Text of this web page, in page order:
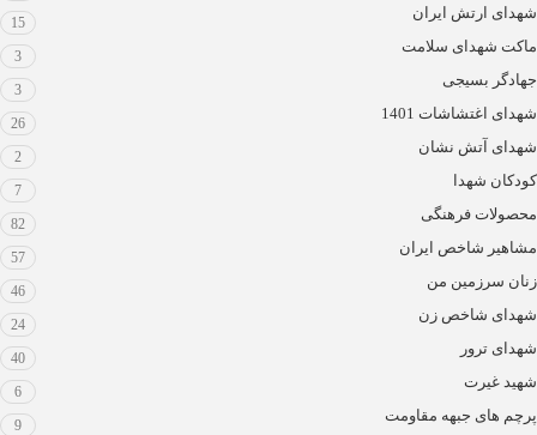
شهدای ارتش ایران
15
ماکت شهدای سلامت
3
جهادگر بسیجی
3
شهدای اغتشاشات 1401
26
شهدای آتش نشان
2
کودکان شهدا
7
محصولات فرهنگی
82
مشاهیر شاخص ایران
57
زنان سرزمین من
46
شهدای شاخص زن
24
شهدای ترور
40
شهید غیرت
6
پرچم های جبهه مقاومت
9